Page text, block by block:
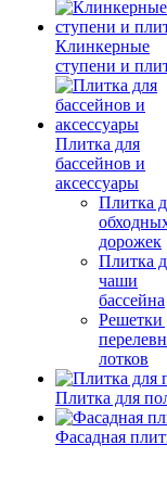
Клинкерные
ступени и
Плитка для
бассейнов и
аксессуары
Плитка
дорожек
Плитка
чаши
бассейна
Решетки
лотков
Плитка для
Фасадная